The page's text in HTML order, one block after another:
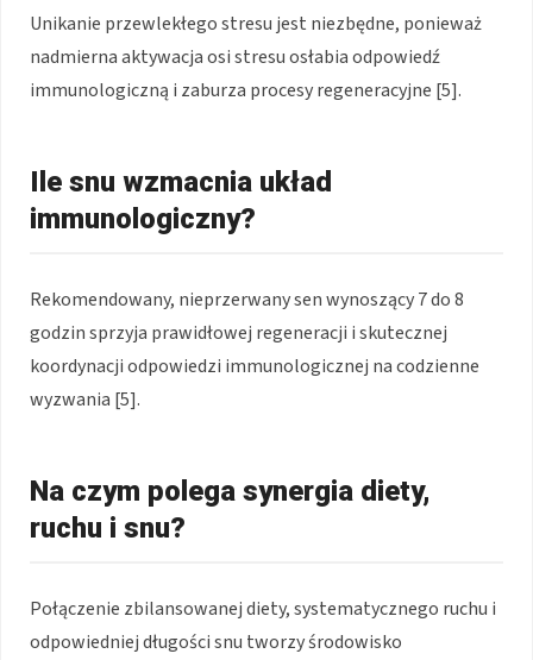
Unikanie przewlekłego stresu jest niezbędne, ponieważ
nadmierna aktywacja osi stresu osłabia odpowiedź
immunologiczną i zaburza procesy regeneracyjne [5].
Ile snu wzmacnia układ
immunologiczny?
Rekomendowany, nieprzerwany sen wynoszący 7 do 8
godzin sprzyja prawidłowej regeneracji i skutecznej
koordynacji odpowiedzi immunologicznej na codzienne
wyzwania [5].
Na czym polega synergia diety,
ruchu i snu?
Połączenie zbilansowanej diety, systematycznego ruchu i
odpowiedniej długości snu tworzy środowisko